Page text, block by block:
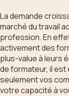
La demande
marché du travail
profession. En
activement des
plus-value à leurs
de formateur, il
seulement vos
votre capacité à